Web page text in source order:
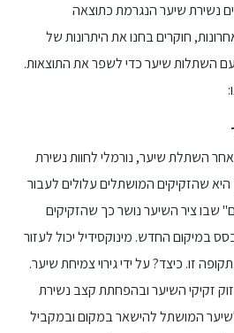
נשירת שיער הנגרמת כתוצאה
חוקרים בחנו את היתרונות של
עם השתלות שיער כדי לשפר את התוצאות.
השתלת שיער, נורמלי לחוות נשירת
שהזקיקים המושתלים עלולים לעבור
ציר השיער נושר כך שהזקיקים
במיקום החדש. מינוקסידיל יכול לעזור
זו. כיצד? על ידי גירוי צמיחת שיער.
זקיקי השיער ובהפחתת קצב נשירת
המושתל להישאר במקום ובמקביל